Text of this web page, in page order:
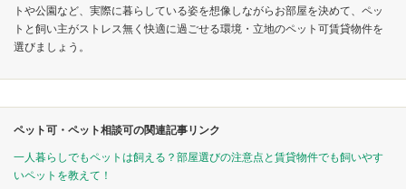
トや公園など、実際に暮らしている姿を想像しながらお部屋を決めて、ペッ
トと飼い主がストレス無く快適に過ごせる環境・立地のペット可賃貸物件を
選びましょう。
ペット可・ペット相談可の関連記事リンク
一人暮らしでもペットは飼える？部屋選びの注意点と賃貸物件でも飼いやす
いペットを教えて！